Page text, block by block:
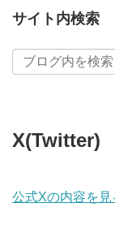
サイト内検索
X(Twitter)
公式Xの内容を見